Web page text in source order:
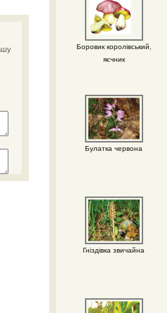
Боровик королівський,
яєчник
Булатка червона
Гніздівка звичайна